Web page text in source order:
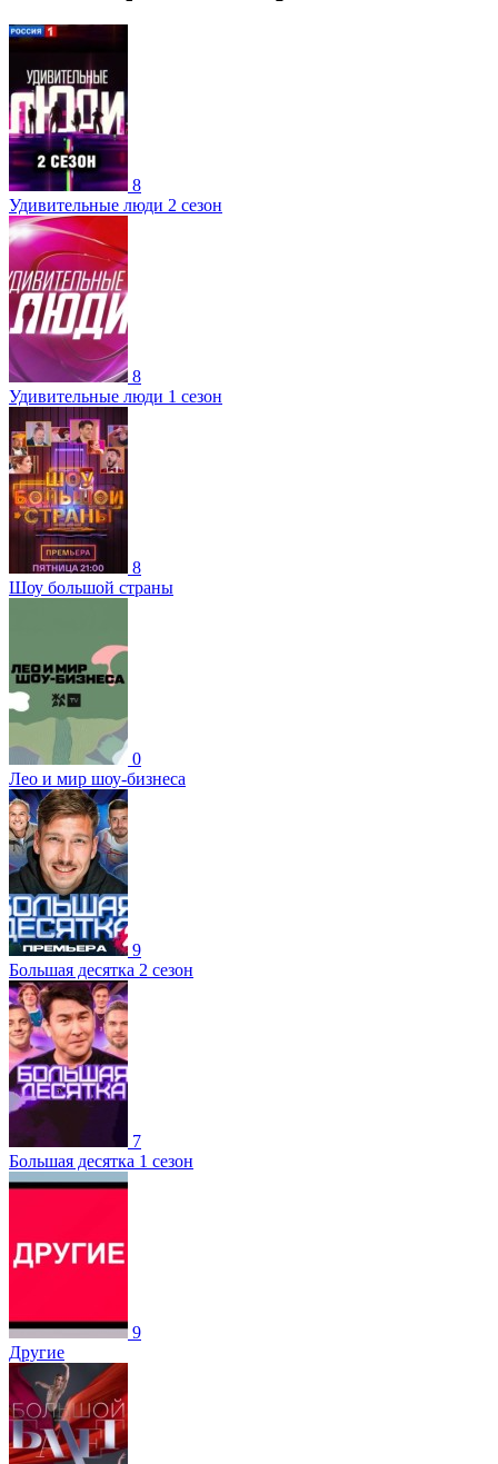
8
Удивительные люди 2 сезон
8
Удивительные люди 1 сезон
8
Шоу большой страны
0
Лео и мир шоу-бизнеса
9
Большая десятка 2 сезон
7
Большая десятка 1 сезон
9
Другие